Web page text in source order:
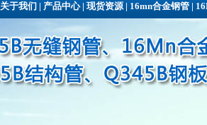
关于我们 | 产品中心| 现货资源| 16mn合金钢管|